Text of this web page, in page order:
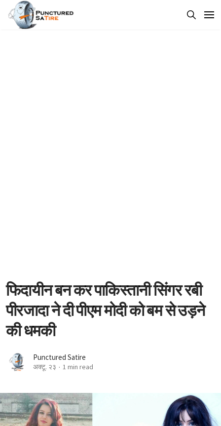
फिदायीन बन कर पाकिस्तानी सिंगर रबी
पीरजादा ने दी पीएम मोदी को बम से उड़ने
की धमकी
Punctured Satire
अक्टू. २३ 1 min read